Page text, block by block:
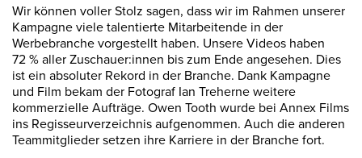
Wir können voller Stolz sagen, dass wir im Rahmen unserer
Kampagne viele talentierte Mitarbeitende in der
Werbebranche vorgestellt haben. Unsere Videos haben
72 % aller Zuschauer:innen bis zum Ende angesehen. Dies
ist ein absoluter Rekord in der Branche. Dank Kampagne
und Film bekam der Fotograf Ian Treherne weitere
kommerzielle Aufträge. Owen Tooth wurde bei Annex Films
ins Regisseurverzeichnis aufgenommen. Auch die anderen
Teammitglieder setzen ihre Karriere in der Branche fort.